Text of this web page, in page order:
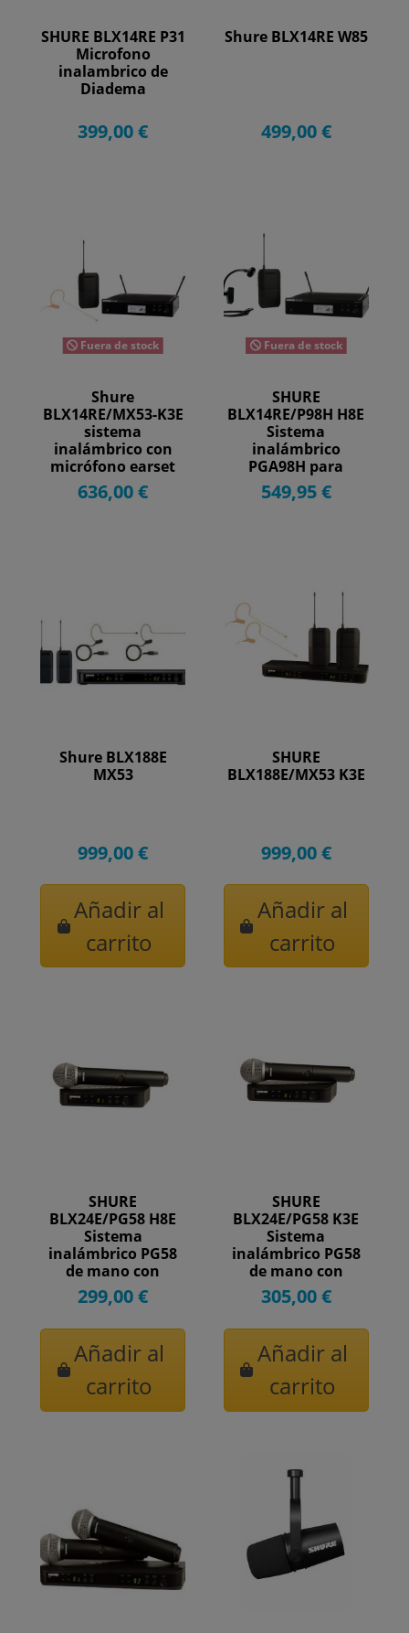
SHURE BLX14RE P31
Microfono
inalambrico de
Diadema
399,00 €
Shure BLX14RE W85
499,00 €
Fuera de stock
Shure
BLX14RE/MX53-K3E
sistema
inalámbrico con
micrófono earset
MX153
636,00 €
Fuera de stock
SHURE
BLX14RE/P98H H8E
Sistema
inalámbrico
PGA98H para
instrumento con
receptor...
549,95 €
Shure BLX188E
MX53
999,00 €
Añadir al
carrito
SHURE
BLX188E/MX53 K3E
999,00 €
Añadir al
carrito
SHURE
BLX24E/PG58 H8E
Sistema
inalámbrico PG58
de mano con
receptor de
superficie....
299,00 €
Añadir al
carrito
SHURE
BLX24E/PG58 K3E
Sistema
inalámbrico PG58
de mano con
receptor de
superficie....
305,00 €
Añadir al
carrito